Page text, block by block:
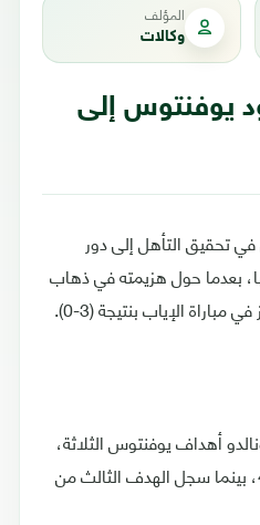
المؤلف
وكالات
يوفنتوس إلى
تحقيق التأهل إلى دور
بعدما حول هزيمته في ذهاب
أهداف يوفنتوس الثلاثة،
برأسيتين في الدقائق 27 و48، بينما سجل الهدف الثالث من